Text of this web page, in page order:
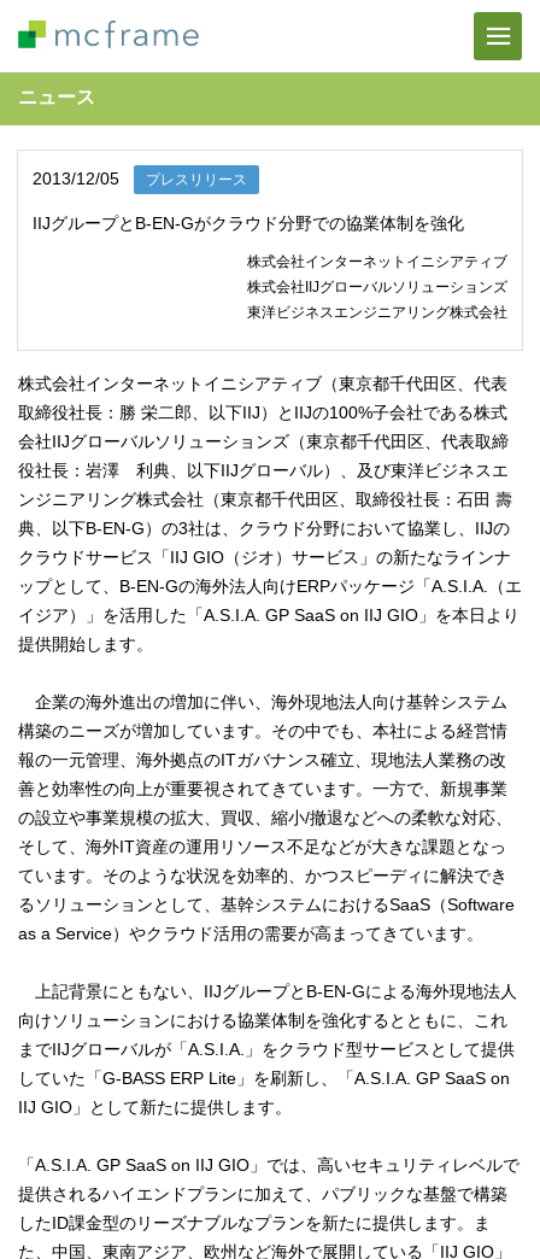
ニュース
2013/12/05 プレスリリース
IIJグループとB-EN-Gがクラウド分野での協業体制を強化
株式会社インターネットイニシアティブ
株式会社IIJグローバルソリューションズ
東洋ビジネスエンジニアリング株式会社
株式会社インターネットイニシアティブ（東京都千代田区、代表
取締役社長：勝 栄二郎、以下IIJ）とIIJの100%子会社である株式
会社IIJグローバルソリューションズ（東京都千代田区、代表取締
役社長：岩澤 利典、以下IIJグローバル）、及び東洋ビジネスエ
ンジニアリング株式会社（東京都千代田区、取締役社長：石田 壽
典、以下B-EN-G）の3社は、クラウド分野において協業し、IIJの
クラウドサービス「IIJ GIO（ジオ）サービス」の新たなラインナ
ップとして、B-EN-Gの海外法人向けERPパッケージ「A.S.I.A.（エ
イジア）」を活用した「A.S.I.A. GP SaaS on IIJ GIO」を本日より
提供開始します。
企業の海外進出の増加に伴い、海外現地法人向け基幹システム
構築のニーズが増加しています。その中でも、本社による経営情
報の一元管理、海外拠点のITガバナンス確立、現地法人業務の改
善と効率性の向上が重要視されてきています。一方で、新規事業
の設立や事業規模の拡大、買収、縮小/撤退などへの柔軟な対応、
そして、海外IT資産の運用リソース不足などが大きな課題となっ
ています。そのような状況を効率的、かつスピーディに解決でき
るソリューションとして、基幹システムにおけるSaaS（Software
as a Service）やクラウド活用の需要が高まってきています。
上記背景にともない、IIJグループとB-EN-Gによる海外現地法人
向けソリューションにおける協業体制を強化するとともに、これ
までIIJグローバルが「A.S.I.A.」をクラウド型サービスとして提供
していた「G-BASS ERP Lite」を刷新し、「A.S.I.A. GP SaaS on
IIJ GIO」として新たに提供します。
「A.S.I.A. GP SaaS on IIJ GIO」では、高いセキュリティレベルで
提供されるハイエンドプランに加えて、パブリックな基盤で構築
したID課金型のリーズナブルなプランを新たに提供します。ま
た、中国、東南アジア、欧州など海外で展開している「IIJ GIO」